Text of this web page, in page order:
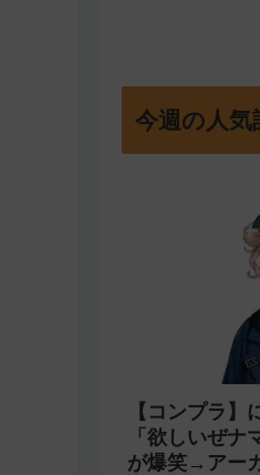
今週の人気
【コンプラ】
「欲しいぜ
が爆笑→アー